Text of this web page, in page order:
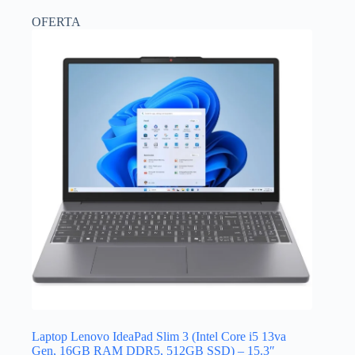
OFERTA
Laptop Lenovo IdeaPad Slim 3 (Intel Core i5 13va
Gen, 16GB RAM DDR5, 512GB SSD) – 15.3″